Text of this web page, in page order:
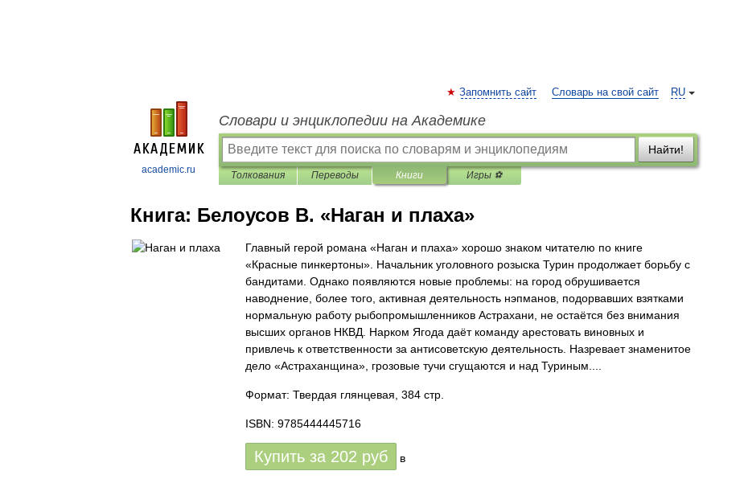
academic.ru
RU
Запомнить сайт Словарь на свой сайт
Словари и энциклопедии на Академике
Найти!
Толкования Переводы Книги Игры ⚽
Книга: Белоусов В. «Наган и плаха»
Главный герой романа «Наган и плаха» хорошо знаком читателю по книге
«Красные пинкертоны». Начальник уголовного розыска Турин продолжает борьбу с
бандитами. Однако появляются новые проблемы: на город обрушивается
наводнение, более того, активная деятельность нэпманов, подорвавших взятками
нормальную работу рыбопромышленников Астрахани, не остаётся без внимания
высших органов НКВД. Нарком Ягода даёт команду арестовать виновных и
привлечь к ответственности за антисоветскую деятельность. Назревает знаменитое
дело «Астраханщина», грозовые тучи сгущаются и над Туриным....
Формат: Твердая глянцевая, 384 стр.
ISBN: 9785444445716
Купить за 202 руб в